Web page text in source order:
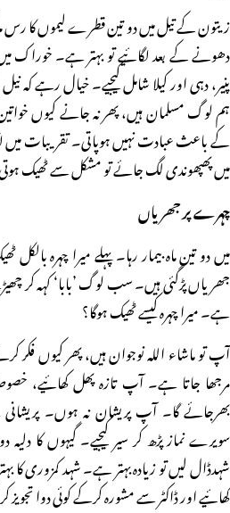
زیتون کے تیل میں دو تین قطرے لیموں کا رس
دھونے کے بعد لگائیے تو بہتر ہے۔ خوراک
پنیر، دہی اور کیلا شامل کیجیے۔ خیال رہے کہ
ہم لوگ مسلمان ہیں، پھر نہ جانے کیوں
کے باعث عبادت نہیں ہوپاتی۔ تقریبات میں
میں پھپھوندی لگ جائے تو مشکل سے ٹھیک
چہرے پر جھریاں
میں دو تین ماہ بیمار رہا۔ پہلے میرا چہرہ
جھریاں پڑگئی ہیں۔ سب لوگ ’بابا‘ کہہ کر
ہے۔ میرا چہرہ کیسے ٹھیک ہوگا؟
آپ تو ماشاء اللہ نوجوان ہیں، پھر کیوں فکر
مرجھا جاتا ہے۔ آپ تازہ پھل کھائیے،
بھرجائے گا۔ آپ پریشان نہ ہوں۔
سویرے نماز پڑھ کر سیر کیجیے۔ گیہوں کا دلیہ
شہدڈال لیں تو زیادہ بہتر ہے۔ شہد کمزوری
کھائیے اور ڈاکٹر سے مشورہ کرکے کوئی دوا تجویز